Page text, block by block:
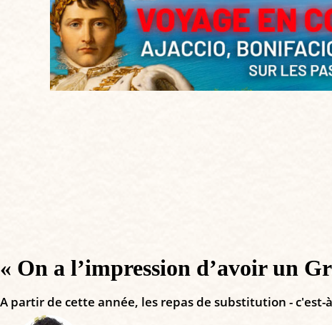
« On a l’impression d’avoir un
A partir de cette année, les repas de substitution - c'est-